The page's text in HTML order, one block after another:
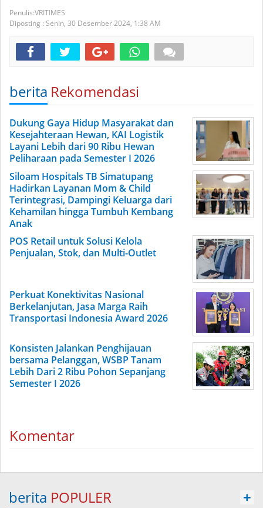
VRITIMES
Diposting : Senin, 30 Desember 2024, 1:38 AM
berita Rekomendasi
Dukung Gaya Hidup Masyarakat dan
Kesejahteraan Hewan, KAI Logistik
Layani Lebih dari 90 Ribu Hewan
Peliharaan pada Semester I 2026
Siloam Hospitals TB Simatupang
Hadirkan Layanan Mom & Child
Terintegrasi, Dampingi Keluarga dari
Kehamilan hingga Tumbuh Kembang
Anak
POS Retail untuk Solusi Kelola
Penjualan, Stok, dan Multi-Outlet
Perkuat Konektivitas Nasional
Berkelanjutan, Jasa Marga Raih
Transportasi Indonesia Award 2026
Konsisten Jalankan Penghijauan
bersama Pelanggan, WSBP Tanam
Lebih Dari 2 Ribu Pohon Sepanjang
Semester I 2026
Komentar
berita POPULER +